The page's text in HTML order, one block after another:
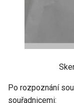
Po rozpoznání
souřadnicemi: